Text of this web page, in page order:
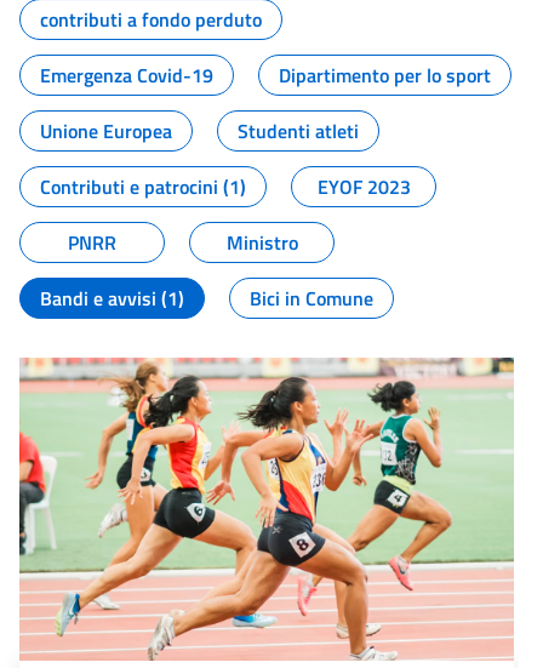
contributi a fondo perduto
Emergenza Covid-19
Dipartimento per lo sport
Unione Europea
Studenti atleti
Contributi e patrocini (1)
EYOF 2023
PNRR
Ministro
Bandi e avvisi (1)
Bici in Comune